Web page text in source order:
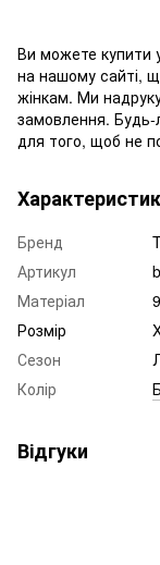
Ви можете купити
на нашому сайті,
жінкам. Ми
замовлення. Будь-
для того, щоб не
Бренд
Артикул
Матеріал
Розмір
Сезон
Колір
Відгуки